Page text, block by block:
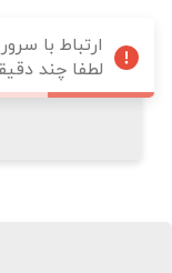
ارتباط با
لطفا چند